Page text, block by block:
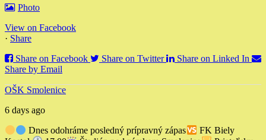
Photo
View on Facebook
· Share
Share on Facebook
Share on Twitter
Share on Linked In
Share by Email
OŠK Smolenice
6 days ago
Dnes odohráme posledný prípravný zápas
FK Biely